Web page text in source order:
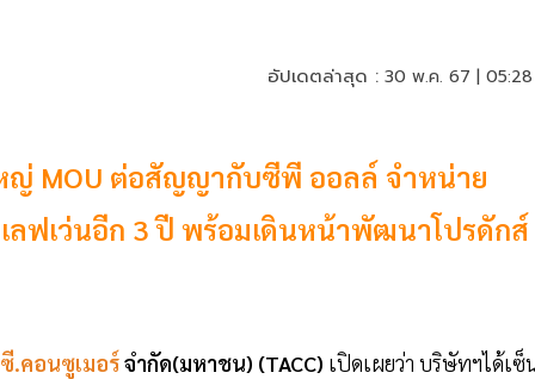
อัปเดตล่าสุด : 30 พ.ค. 67 |
ญ่ MOU ต่อสัญญากับซีพี ออลล์ จำหน่าย
ลฟเว่นอีก 3 ปี พร้อมเดินหน้าพัฒนาโปรดักส์
.คอนซูเมอร์จำกัด(มหาชน) (TACC) เปิดเผยว่า บริษัทฯได้เซ็